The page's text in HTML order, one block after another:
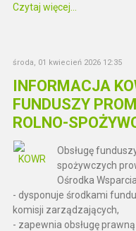
Czytaj więcej...
środa, 01 kwiecień 2026 12:35
INFORMACJA
FUNDUSZY
ROLNO-
Obsługę
spożywczych
Ośrodka
- dysponuje środkami
komisji zarządzających,
- zapewnia obsługę